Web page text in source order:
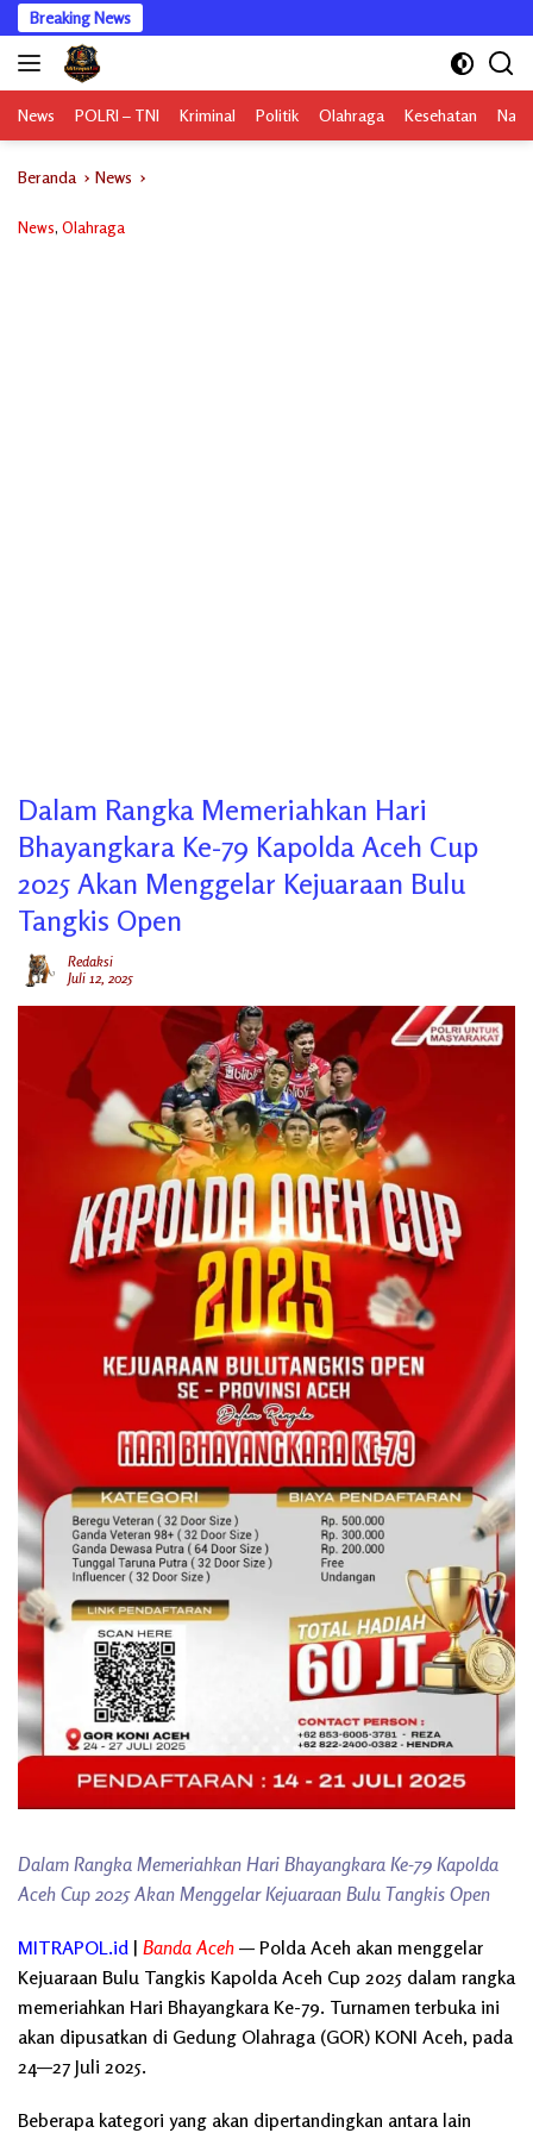
Langsung
ke
konten
Breaking News
News POLRI – TNI Kriminal Politik Olahraga Kesehatan
Beranda News
News, Olahraga
Dalam Rangka Memeriahkan Hari
Bhayangkara Ke-79 Kapolda Aceh Cup
2025 Akan Menggelar Kejuaraan Bulu
Tangkis Open
Redaksi
Juli 12, 2025
Dalam Rangka Memeriahkan Hari Bhayangkara Ke-79 Kapolda
Aceh Cup 2025 Akan Menggelar Kejuaraan Bulu Tangkis Open
MITRAPOL.id | Banda Aceh — Polda Aceh akan menggelar
Kejuaraan Bulu Tangkis Kapolda Aceh Cup 2025 dalam rangka
memeriahkan Hari Bhayangkara Ke-79. Turnamen terbuka ini
akan dipusatkan di Gedung Olahraga (GOR) KONI Aceh, pada
24—27 Juli 2025.
Beberapa kategori yang akan dipertandingkan antara lain